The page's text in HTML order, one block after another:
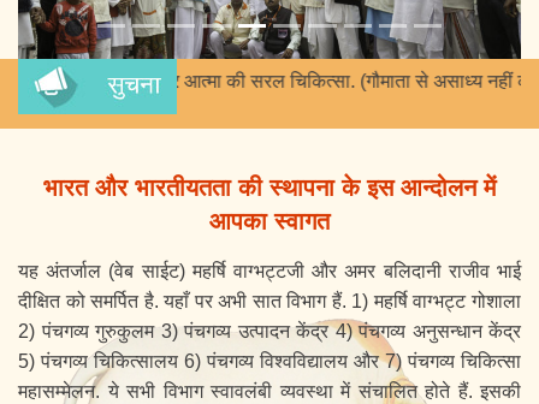
और आत्मा की सरल चिकित्सा. (गौमाता से असाध्य नहीं कोई रोग.) और
भारत और भारतीयतता की स्थापना के इस आन्दोलन में
आपका स्वागत
यह अंतर्जाल (वेब साईट) महर्षि वाग्भट्टजी और अमर बलिदानी राजीव भाई
दीक्षित को समर्पित है. यहाँ पर अभी सात विभाग हैं. 1) महर्षि वाग्भट्ट गोशाला
2) पंचगव्य गुरुकुलम 3) पंचगव्य उत्पादन केंद्र 4) पंचगव्य अनुसन्धान केंद्र
5) पंचगव्य चिकित्सालय 6) पंचगव्य विश्वविद्यालय और 7) पंचगव्य चिकित्सा
महासम्मेलन. ये सभी विभाग स्वावलंबी व्यवस्था में संचालित होते हैं. इसकी